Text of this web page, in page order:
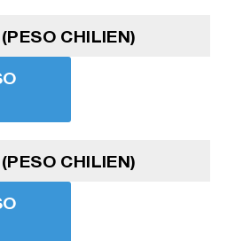
CHILIEN)
CHILIEN)